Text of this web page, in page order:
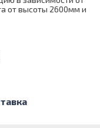
от высоты 2600мм и